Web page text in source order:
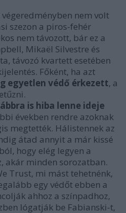
nem volt
szezon a piros-fehér
nem távozott, bár ez a
Mikaël Silvestre és
távozó kvartett esetében
Főként, ha azt
egyetlen védő érkezett, a
is hiba lenne ideje
években rendre azoknak
megtették. Hálistennek az
átad annyit a már kissé
hogy elég legyen a
akár minden sorozatban.
Trust, mi mást tehetnénk,
egy védőt ebben a
ahhoz a színpadhoz,
lógatják be Fabianski-t,